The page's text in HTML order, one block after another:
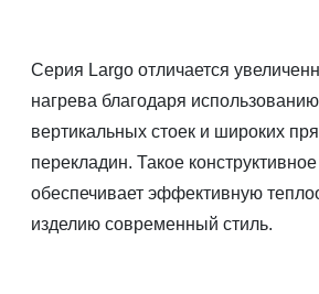
Серия Largo отличается
нагрева благодаря
вертикальных стоек и широких
перекладин. Такое
обеспечивает эффективную
изделию современный стиль.